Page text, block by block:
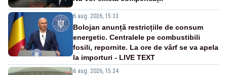
6 aug. 2026, 15:33
Bolojan anunță restricțiile de consum
energetic. Centralele pe combustibili
fosili, repornite. La ore de vârf se va apela
la importuri - LIVE TEXT
6 aug. 2026, 15:24